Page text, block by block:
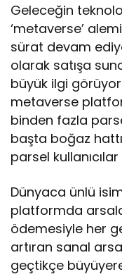
Geleceğin
‘metaverse’
sürat devam
olarak satışa
büyük ilgi
metaverse
binden fazla
başta boğaz
parsel
Dünyaca ünlü
platformda
ödemesiyle her
artıran sanal
geçtikçe